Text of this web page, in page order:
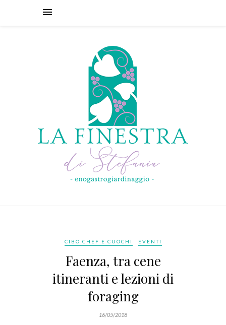
CIBO CHEF E CUOCHI EVENTI
Faenza, tra cene
itineranti e lezioni di
foraging
16/05/2018